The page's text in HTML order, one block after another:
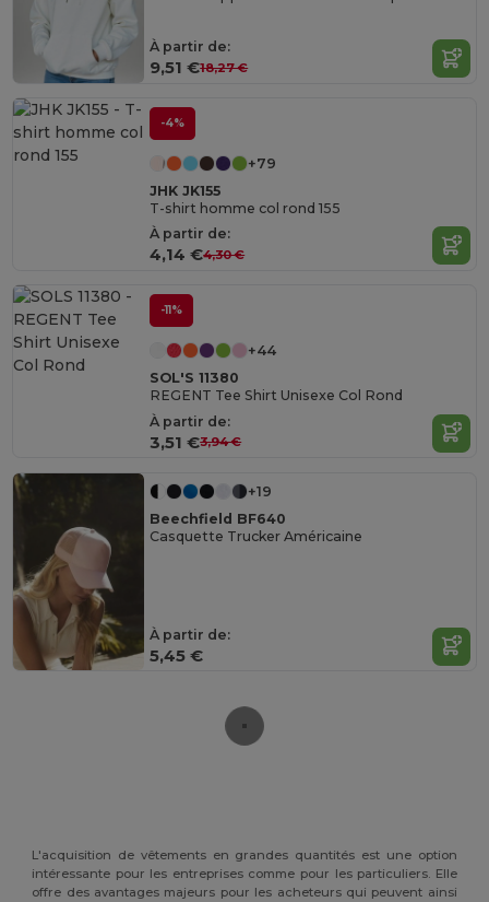
À partir de:
9,51 €18,27 €
-4%
+79
JHK JK155
T-shirt homme col rond 155
À partir de:
4,14 €4,30 €
-11%
+44
SOL'S 11380
REGENT Tee Shirt Unisexe Col Rond
À partir de:
3,51 €3,94 €
+19
Beechfield BF640
Casquette Trucker Américaine
À partir de:
5,45 €
L'acquisition de vêtements en grandes quantités est une option
intéressante pour les entreprises comme pour les particuliers. Elle
offre des avantages majeurs pour les acheteurs qui peuvent ainsi